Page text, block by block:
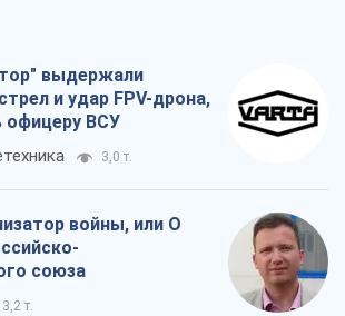
выдержали
и удар FPV-дрона,
офицеру ВСУ
3,0 т.
войны, или О
союза
3,2 т.